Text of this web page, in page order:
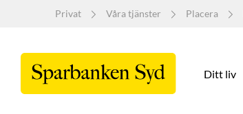
Privat Våra tjänster Placera
Ditt liv